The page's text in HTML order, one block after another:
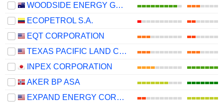
WOODSIDE ENERGY GROUP LTD
ECOPETROL S.A.
EQT CORPORATION
TEXAS PACIFIC LAND CORPORATION
INPEX CORPORATION
AKER BP ASA
EXPAND ENERGY CORPORATION